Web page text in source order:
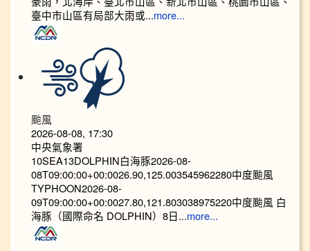
臺中市山區有局部大雨或...more...
颱風
2026-08-08, 17:30
中央氣象署
10SEA13DOLPHIN白海豚2026-08-
08T09:00:00+00:0026.90,125.003545962280中度颱風
TYPHOON2026-08-
09T09:00:00+00:0027.80,121.803038975220中度颱風 白
海豚（國際命名 DOLPHIN）8日...more...